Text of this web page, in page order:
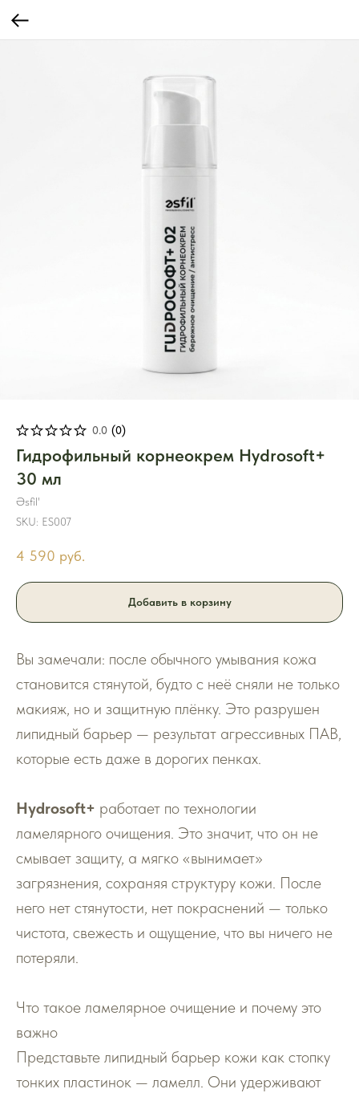
0.0 (0)
Гидрофильный корнеокрем Hydrosoft+
30 мл
Əsfil'
SKU: ES007
4 590 руб.
Добавить в корзину
Вы замечали: после обычного умывания кожа
становится стянутой, будто с неё сняли не только
макияж, но и защитную плёнку. Это разрушен
липидный барьер — результат агрессивных ПАВ,
которые есть даже в дорогих пенках.
Hydrosoft+ работает по технологии
ламелярного очищения. Это значит, что он не
смывает защиту, а мягко «вынимает»
загрязнения, сохраняя структуру кожи. После
него нет стянутости, нет покраснений — только
чистота, свежесть и ощущение, что вы ничего не
потеряли.
Что такое ламелярное очищение и почему это
важно
Представьте липидный барьер кожи как стопку
тонких пластинок — ламелл. Они удерживают